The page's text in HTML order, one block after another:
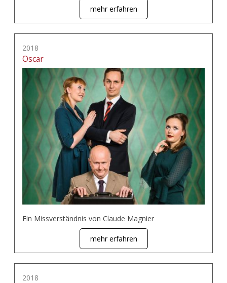
mehr erfahren
2018
Oscar
Ein Missverständnis von Claude Magnier
mehr erfahren
2018